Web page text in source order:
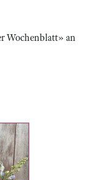
Wochenblatt» an